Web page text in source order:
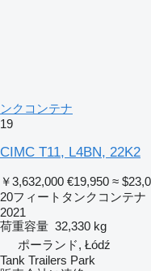
ンクコンテナ
19
CIMC T11, L4BN, 22K2
￥3,632,000 €19,950 ≈
20フィートタンクコンテナ
2021
荷重容量 32,330 kg
ポーランド, Łódź
Tank Trailers Park